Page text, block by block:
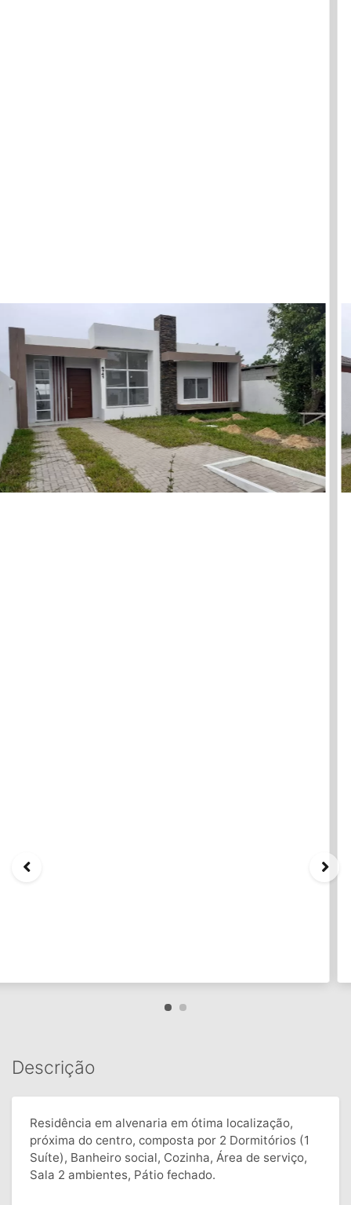
Descrição
Residência em alvenaria em ótima localização,
próxima do centro, composta por 2 Dormitórios (1
Suíte), Banheiro social, Cozinha, Área de serviço,
Sala 2 ambientes, Pátio fechado.